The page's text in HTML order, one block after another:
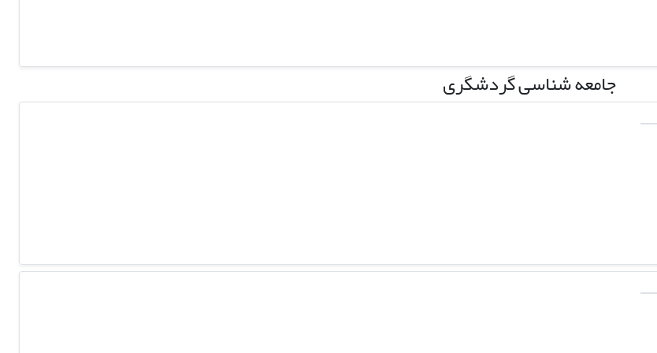
جامعه شناسی گردشگری